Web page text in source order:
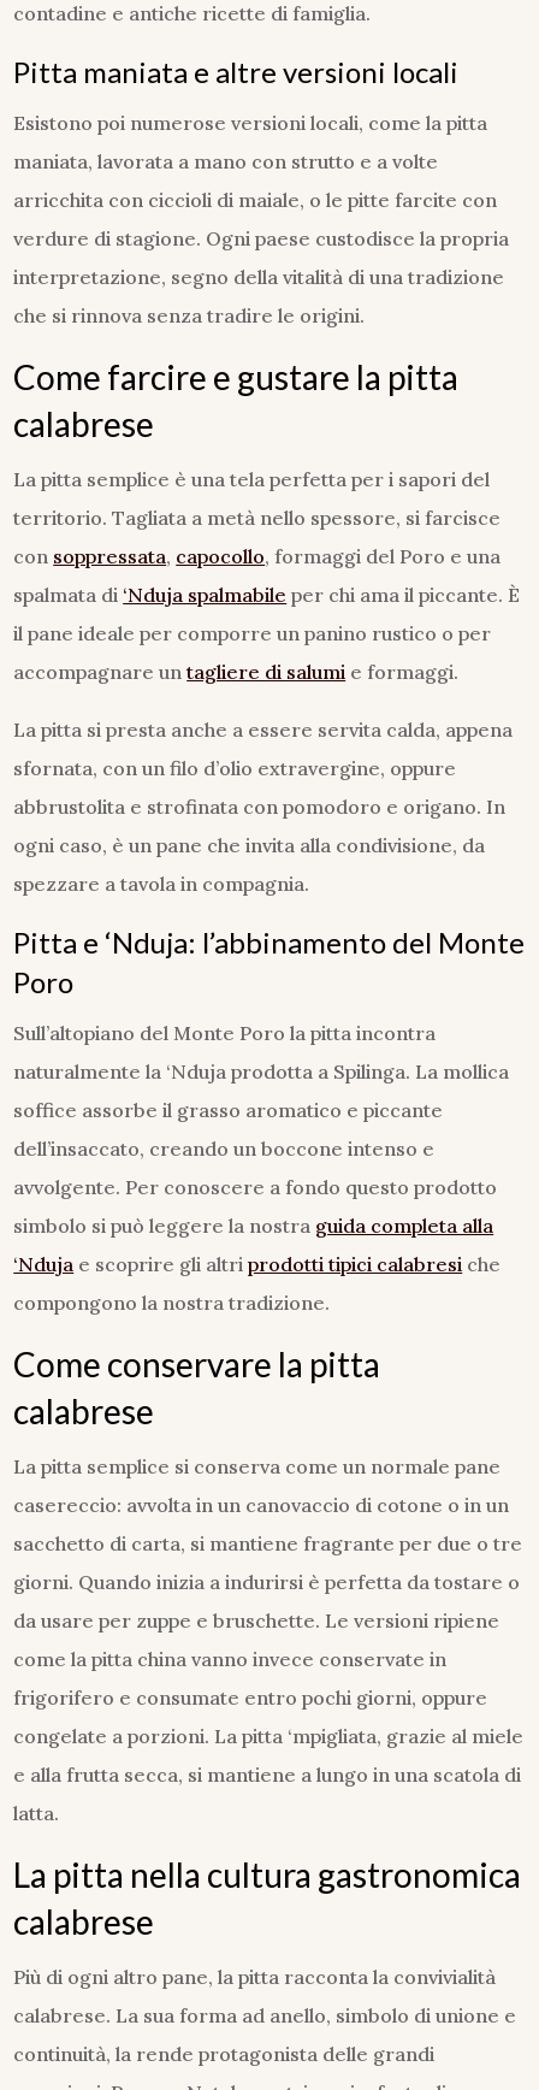
contadine e antiche ricette di famiglia.
Pitta maniata e altre versioni locali
Esistono poi numerose versioni locali, come la pitta
maniata, lavorata a mano con strutto e a volte
arricchita con ciccioli di maiale, o le pitte farcite con
verdure di stagione. Ogni paese custodisce la propria
interpretazione, segno della vitalità di una tradizione
che si rinnova senza tradire le origini.
Come farcire e gustare la pitta
calabrese
La pitta semplice è una tela perfetta per i sapori del
territorio. Tagliata a metà nello spessore, si farcisce
con soppressata, capocollo, formaggi del Poro e una
spalmata di ‘Nduja spalmabile per chi ama il piccante. È
il pane ideale per comporre un panino rustico o per
accompagnare untagliere di salumi e formaggi.
La pitta si presta anche a essere servita calda, appena
sfornata, con un filo d’olio extravergine, oppure
abbrustolita e strofinata con pomodoro e origano. In
ogni caso, è un pane che invita alla condivisione, da
spezzare a tavola in compagnia.
Pitta e ‘Nduja: l’abbinamento del Monte
Poro
Sull’altopiano del Monte Poro la pitta incontra
naturalmente la ‘Nduja prodotta a Spilinga. La mollica
soffice assorbe il grasso aromatico e piccante
dell’insaccato, creando un boccone intenso e
avvolgente. Per conoscere a fondo questo prodotto
simbolo si può leggere la nostra guida completa alla
‘Nduja e scoprire gli altriprodotti tipici calabresi che
compongono la nostra tradizione.
Come conservare la pitta
calabrese
La pitta semplice si conserva come un normale pane
casereccio: avvolta in un canovaccio di cotone o in un
sacchetto di carta, si mantiene fragrante per due o tre
giorni. Quando inizia a indurirsi è perfetta da tostare o
da usare per zuppe e bruschette. Le versioni ripiene
come la pitta china vanno invece conservate in
frigorifero e consumate entro pochi giorni, oppure
congelate a porzioni. La pitta ‘mpigliata, grazie al miele
e alla frutta secca, si mantiene a lungo in una scatola di
latta.
La pitta nella cultura gastronomica
calabrese
Più di ogni altro pane, la pitta racconta la convivialità
calabrese. La sua forma ad anello, simbolo di unione e
continuità, la rende protagonista delle grandi